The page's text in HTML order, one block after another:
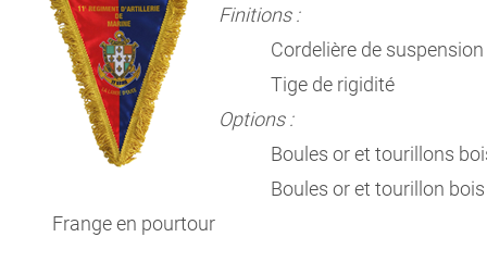
Finitions :
Cordelière de suspension
Tige de rigidité
Options :
Boules or et tourillons
Boules or et tourillon bois
Frange en pourtour